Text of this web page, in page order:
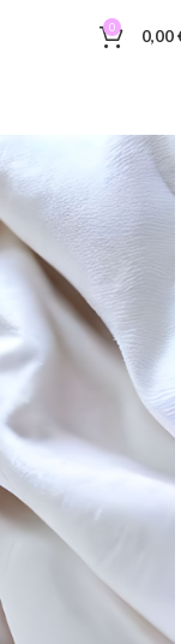
0 0,00